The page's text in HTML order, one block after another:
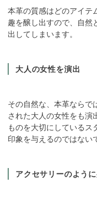
本革の質感はどのアイテ
趣を醸し出すので、自然
出してしまいます。
大人の女性を演出
その自然な、本革ならで
された大人の女性をも演
ものを大切にしているス
印象を与えるのではない
アクセサリーのよう